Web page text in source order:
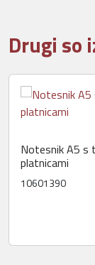
Drugi so
Notesnik A5 s
platnicami
10601390